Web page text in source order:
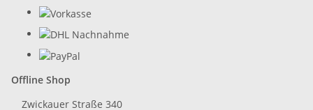
Offline Shop
Zwickauer Straße 340